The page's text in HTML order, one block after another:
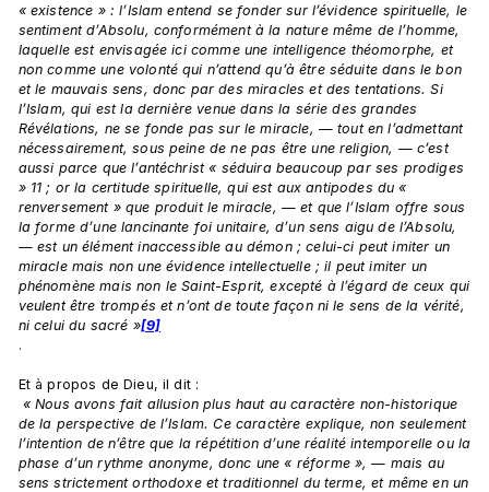
« existence » : l’Islam entend se fonder sur l’évidence spirituelle, le
sentiment d’Absolu, conformément à la nature même de l’homme,
laquelle est envisagée ici comme une intelligence théomorphe, et
non comme une volonté qui n’attend qu’à être séduite dans le bon
et le mauvais sens, donc par des miracles et des tentations. Si
l’Islam, qui est la dernière venue dans la série des grandes
Révélations, ne se fonde pas sur le miracle, — tout en l’admettant
nécessairement, sous peine de ne pas être une religion, — c’est
aussi parce que l’antéchrist « séduira beaucoup par ses prodiges
» 11 ; or la certitude spirituelle, qui est aux antipodes du «
renversement » que produit le miracle, — et que l’Islam offre sous
la forme d’une lancinante foi unitaire, d’un sens aigu de l’Absolu,
— est un élément inaccessible au démon ; celui-ci peut imiter un
miracle mais non une évidence intellectuelle ; il peut imiter un
phénomène mais non le Saint-Esprit, excepté à l’égard de ceux qui
veulent être trompés et n’ont de toute façon ni le sens de la vérité,
ni celui du sacré »[9]
.
Et à propos de Dieu, il dit :
« Nous avons fait allusion plus haut au caractère non-historique
de la perspective de l’Islam. Ce caractère explique, non seulement
l’intention de n’être que la répétition d’une réalité intemporelle ou la
phase d’un rythme anonyme, donc une « réforme », — mais au
sens strictement orthodoxe et traditionnel du terme, et même en un